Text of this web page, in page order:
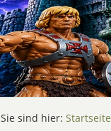
Sie sind hier: Startseite